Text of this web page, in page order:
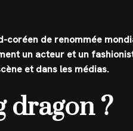
de renommée
un acteur et un
et dans les médias.
dragon ?